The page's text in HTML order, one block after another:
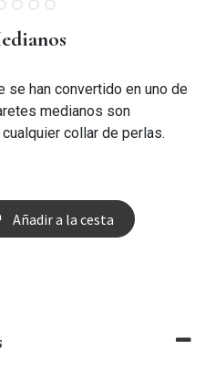
se han convertido en uno de
medianos son
collar de perlas.
Añadir a la cesta